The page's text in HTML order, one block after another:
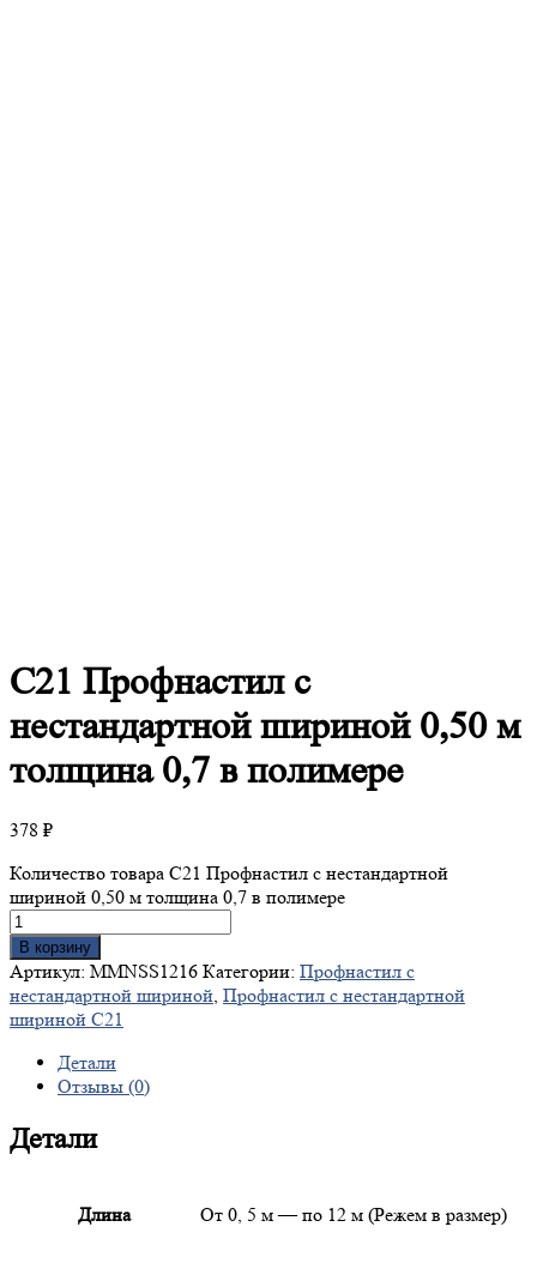
С21 Профнастил с
нестандартной шириной 0,50 м
толщина 0,7 в полимере
378 ₽
Количество товара С21 Профнастил с нестандартной
шириной 0,50 м толщина 0,7 в полимере
В корзину
Артикул: MMNSS1216 Категории: Профнастил с
нестандартной шириной, Профнастил с нестандартной
шириной С21
Детали
Отзывы (0)
Детали
Длина От 0, 5 м — по 12 м (Режем в размер)